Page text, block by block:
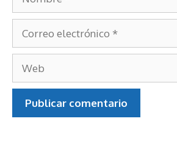
Correo
electrónico
Web